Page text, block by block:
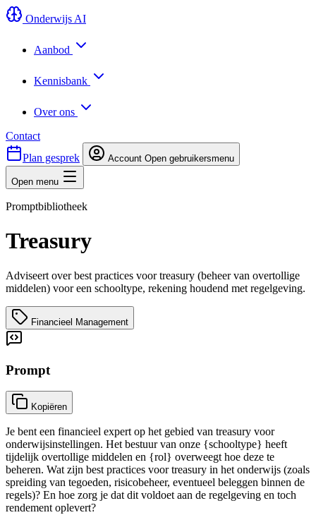
Onderwijs AI
Aanbod
Kennisbank
Over ons
Contact
Plan gesprek
Account Open gebruikersmenu
Open menu
Promptbibliotheek
Treasury
Adviseert over best practices voor treasury (beheer van overtollige
middelen) voor een schooltype, rekening houdend met regelgeving.
Financieel Management
Prompt
Kopiëren
Je bent een financieel expert op het gebied van treasury voor
onderwijsinstellingen. Het bestuur van onze {schooltype} heeft
tijdelijk overtollige middelen en {rol} overweegt hoe deze te
beheren. Wat zijn best practices voor treasury in het onderwijs (zoals
spreiding van tegoeden, risicobeheer, eventueel beleggen binnen de
regels)? En hoe zorg je dat dit voldoet aan de regelgeving en toch
rendement oplevert?